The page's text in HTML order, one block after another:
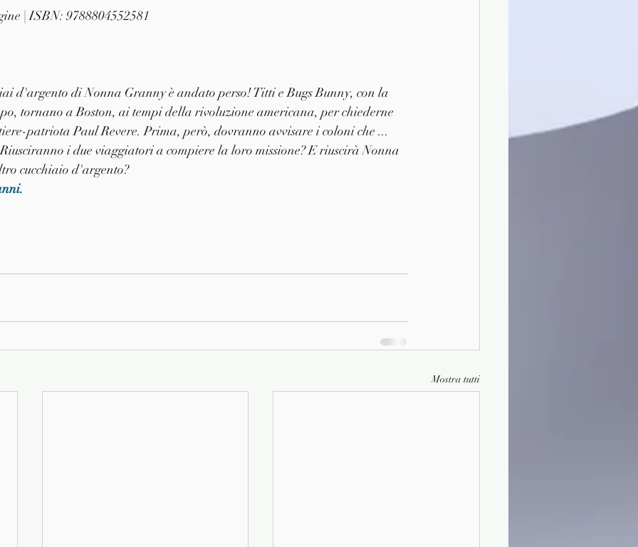
| ISBN: 9788804552581
d'argento di Nonna Granny è andato perso! Titti e Bugs Bunny, con la
tornano a Boston, ai tempi della rivoluzione americana, per chiederne
patriota Paul Revere. Prima, però, dovranno avvisare i coloni che ...
i due viaggiatori a compiere la loro missione? E riuscirà Nonna
cucchiaio d'argento?
Mostra tutti